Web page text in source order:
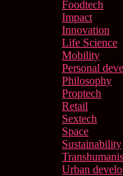
Foodtech
Impact
Innovation
Life Science
Mobility
Personal
Philosophy
Proptech
Retail
Sextech
Space
Sustainability
Urban